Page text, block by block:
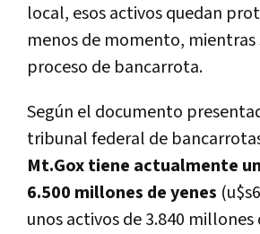
local, esos activos quedan
menos de momento, mientras
proceso de bancarrota.
Según el documento
tribunal federal de
Mt.Gox tiene actualmente
6.500 millones de yenes
unos activos de 3.840 millones